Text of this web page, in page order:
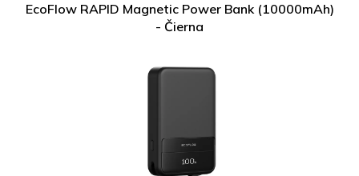
EcoFlow RAPID Magnetic Power Bank (10000mAh)
- Čierna